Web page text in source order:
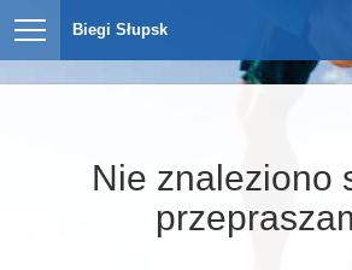
Biegi Słupsk
Nie znaleziono